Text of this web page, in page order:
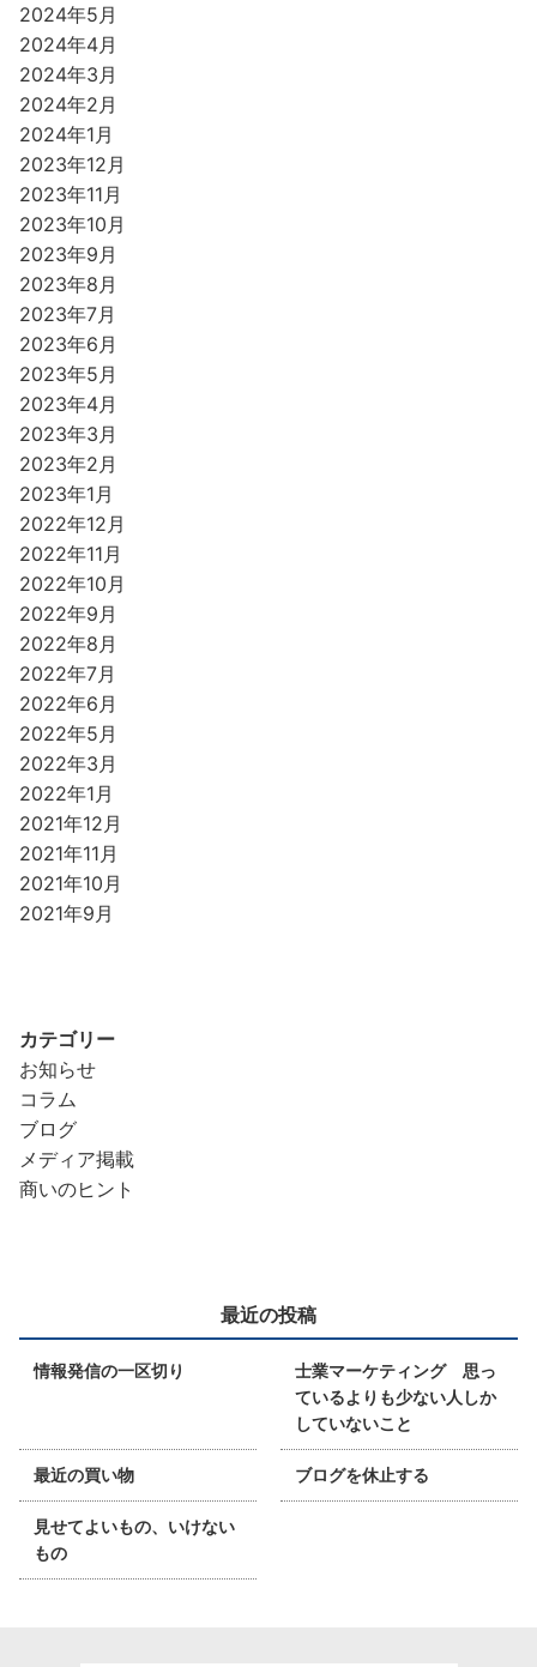
2024年5月
2024年4月
2024年3月
2024年2月
2024年1月
2023年12月
2023年11月
2023年10月
2023年9月
2023年8月
2023年7月
2023年6月
2023年5月
2023年4月
2023年3月
2023年2月
2023年1月
2022年12月
2022年11月
2022年10月
2022年9月
2022年8月
2022年7月
2022年6月
2022年5月
2022年3月
2022年1月
2021年12月
2021年11月
2021年10月
2021年9月
カテゴリー
お知らせ
コラム
ブログ
メディア掲載
商いのヒント
最近の投稿
情報発信の一区切り
士業マーケティング 思っ
ているよりも少ない人しか
していないこと
最近の買い物 ブログを休止する
見せてよいもの、いけない
もの